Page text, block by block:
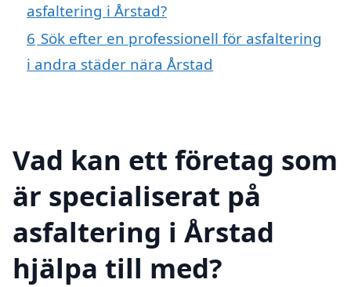
asfaltering i Årstad?
6 Sök efter en professionell för asfaltering
i andra städer nära Årstad
Vad kan ett företag som
är specialiserat på
asfaltering i Årstad
hjälpa till med?